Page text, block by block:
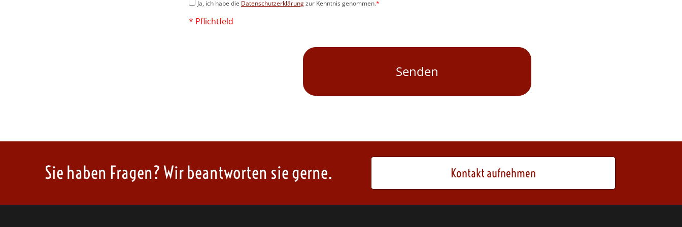
Ja, ich habe die Datenschutzerklärungzur Kenntnis genommen.*
* Pflichtfeld
Sie haben Fragen? Wir beantworten sie gerne. Kontakt aufnehmen